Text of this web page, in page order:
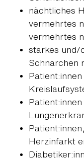
nächtliches
vermehrtes
vermehrtes
starkes und/
Schnarchen
Herzinfarkt